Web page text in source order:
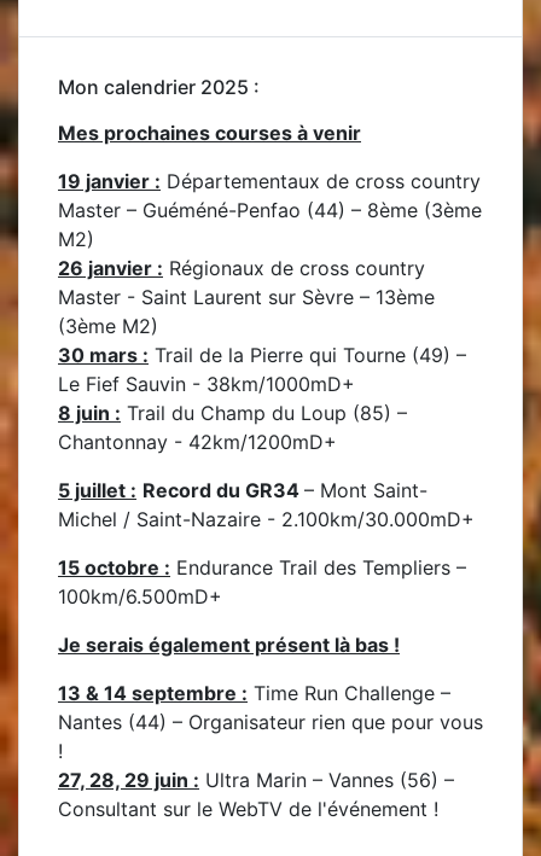
Mon calendrier 2025 :
Mes prochaines courses à venir
19 janvier : Départementaux de cross country
Master – Guéméné-Penfao (44) – 8ème (3ème
M2)
26 janvier : Régionaux de cross country
Master - Saint Laurent sur Sèvre – 13ème
(3ème M2)
30 mars : Trail de la Pierre qui Tourne (49) –
Le Fief Sauvin - 38km/1000mD+
8 juin : Trail du Champ du Loup (85) –
Chantonnay - 42km/1200mD+
5 juillet : Record du GR34 – Mont Saint-
Michel / Saint-Nazaire - 2.100km/30.000mD+
15 octobre : Endurance Trail des Templiers –
100km/6.500mD+
Je serais également présent là bas !
13 & 14 septembre : Time Run Challenge –
Nantes (44) – Organisateur rien que pour vous
!
27, 28, 29 juin : Ultra Marin – Vannes (56) –
Consultant sur le WebTV de l'événement !